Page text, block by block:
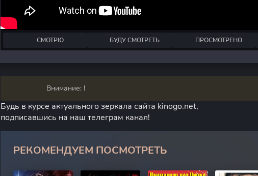
СМОТРЮ БУДУ СМОТРЕТЬ ПРОСМОТРЕНО
Внимание: !
Будь в курсе актуального зеркала сайта kinogo.net,
подписавшись на наш телеграм канал!
РЕКОМЕНДУЕМ ПОСМОТРЕТЬ